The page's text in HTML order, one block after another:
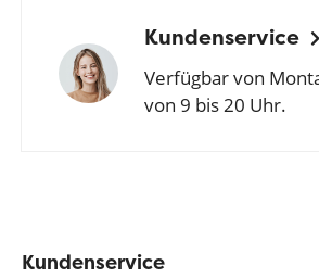
Kundenservice
Verfügbar von
von 9 bis 20 Uhr.
Kundenservice